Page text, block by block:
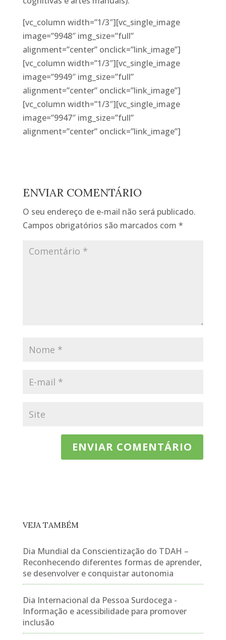
[vc_column width=”1/3″][vc_single_image
image=”9948″ img_size=”full”
alignment=”center” onclick=”link_image”]
[vc_column width=”1/3″][vc_single_image
image=”9949″ img_size=”full”
alignment=”center” onclick=”link_image”]
[vc_column width=”1/3″][vc_single_image
image=”9947″ img_size=”full”
alignment=”center” onclick=”link_image”]
ENVIAR COMENTÁRIO
O seu endereço de e-mail não será publicado.
Campos obrigatórios são marcados com *
VEJA TAMBÉM
Dia Mundial da Conscientização do TDAH –
Reconhecendo diferentes formas de aprender,
se desenvolver e conquistar autonomia
Dia Internacional da Pessoa Surdocega -
Informação e acessibilidade para promover
inclusão